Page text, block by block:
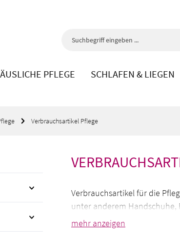
PFLEGE SCHLAFEN & LIEGEN
Verbrauchsartikel Pflege
Verbrauchsartikel für die
unter anderem Handschuhe,
Einrichtungen und